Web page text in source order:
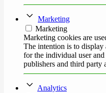
Marketing
Marketing
Marketing cookies are
The intention is to display
for the individual user
publishers and third party
Analytics